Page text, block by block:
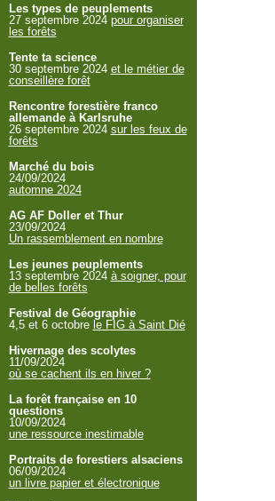
Les types de peuplements
27 septembre 2024 pour organiser
les forêts
Tente ta science
30 septembre 2024 et le métier de
conseillère forêt
Rencontre forestière franco
allemande à Karlsruhe
26 septembre 2024 sur les feux de
forêts
Marché du bois
24/09/2024
automne 2024
AG AF Doller et Thur
23/09/2024
Un rassemblement en nombre
Les jeunes peuplements
13 septembre 2024 à soigner, pour
de belles forêts
Festival de Géographie
4,5 et 6 octobre le FIG à Saint Dié
Hivernage des scolytes
11/09/2024
où se cachent ils en hiver ?
La forêt française en 10
questions
10/09/2024
une ressource inestimable
Portraits de forestiers alsaciens
06/09/2024
un livre papier et électronique